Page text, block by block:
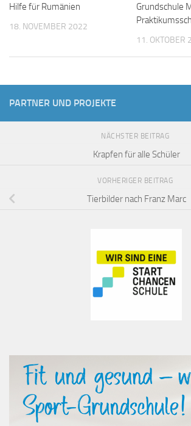
Hilfe für Rumänien
18. NOVEMBER 2022
Grundschule
11. OKTOBER
PARTNER UND PROJEKTE
NÄCHSTER BEITRAG
Krapfen für alle Schüler
VORHERIGER BEITRAG
Tierbilder nach Franz Marc